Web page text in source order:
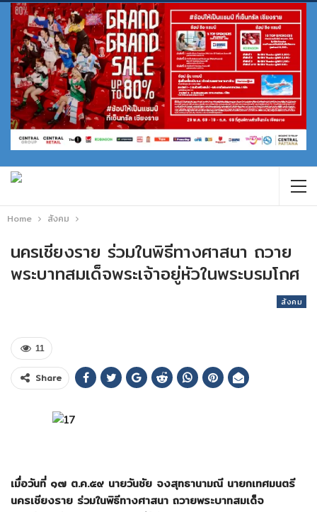
Home สังคม
นครเชียงราย ร่วมในพิธีทางศาสนา ถวาย
พระบาทสมเด็จพระเจ้าอยู่หัวในพระบรมโกศ
สังคม
11
Share
เมื่อวันที่ ๑๗ ต.ค.๕๙ นายวันชัย จงสุทธานามณี นายกเทศมนตรี
นครเชียงราย ร่วมในพิธีทางศาสนา ถวายพระบาทสมเด็จ